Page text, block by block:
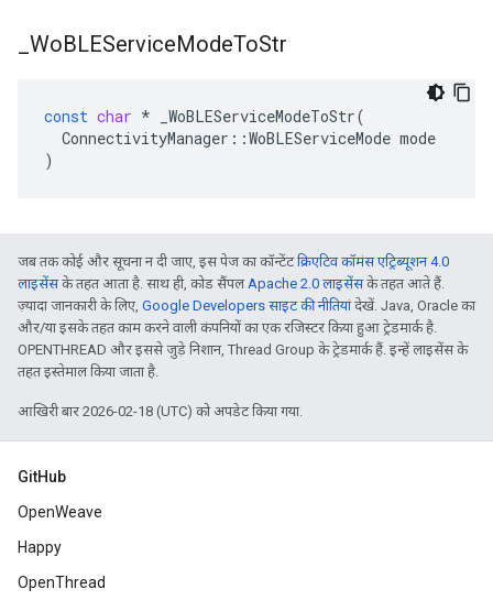
WoBLEServiceModeToStr
const char * _WoBLEServiceModeToStr(
ConnectivityManager ::WoBLEServiceMode mode
)
जब तक कोई और सूचना न दी जाए, इस पेज का कॉन्टेंटक्रिएटिव कॉमंस एट्रिब्यूशन 4.0
लाइसेंसके तहत आता है. साथ ही, कोड सैंपलApache 2.0 लाइसेंसके तहत आते हैं.
ज़्यादा जानकारी के लिए, Google Developers साइट की नीतियांदेखें. Java, Oracle का
और/या इसके तहत काम करने वाली कंपनियों का एक रजिस्टर किया हुआ ट्रेडमार्क है.
OPENTHREAD और इससे जुड़े निशान, Thread Group के ट्रेडमार्क हैं. इन्हें लाइसेंस के
तहत इस्तेमाल किया जाता है.
आखिरी बार 2026-02-18 (UTC) को अपडेट किया गया.
GitHub
OpenWeave
Happy
OpenThread